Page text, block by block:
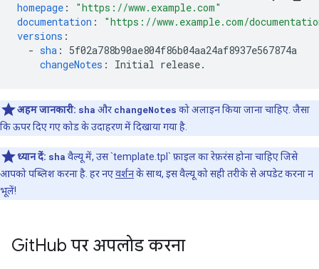
homepage :
"https://www.example.com"
documentation :
"https://www.example.com/
versions :
- sha :
5f02a788b90ae804f86b04aa24af8937e567874a
changeNotes : Initial release.
अहम जानकारी: sha और changeNotes को अलाइन किया जाना चाहिए. जैसा
कि ऊपर दिए गए कोड के उदाहरण में दिखाया गया है.
ध्यान दें: sha वैल्यू में, उस `template.tpl` फ़ाइल का रेफ़रंस होना चाहिए जिसे
आपको पब्लिश करना है. हर नएवर्शनके साथ, इस वैल्यू को सही तरीके से अपडेट करना न
भूलें!
GitHub पर अपलोड करना